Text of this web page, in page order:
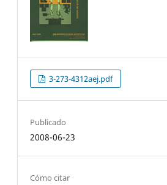
3-273-4312aej.pdf
Publicado
2008-06-23
Cómo citar